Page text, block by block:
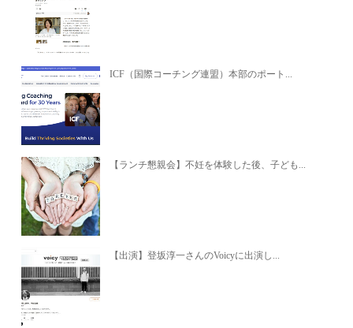
ICF（国際コーチング連盟）本部のポート...
【ランチ懇親会】不妊を体験した後、子ども...
【出演】登坂淳一さんのVoicyに出演し...